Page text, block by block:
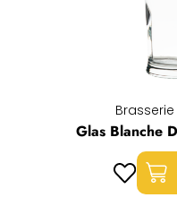
Glas Blanche